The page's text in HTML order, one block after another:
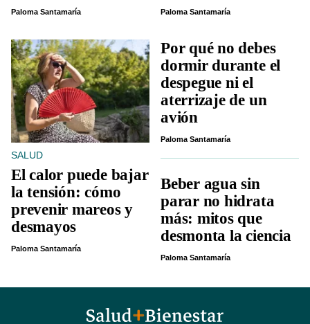
Paloma Santamaría Paloma Santamaría
SALUD
El calor puede bajar
la tensión: cómo
prevenir mareos y
desmayos
Paloma Santamaría
Por qué no debes
dormir durante el
despegue ni el
aterrizaje de un
avión
Paloma Santamaría
Beber agua sin
parar no hidrata
más: mitos que
desmonta la ciencia
Paloma Santamaría